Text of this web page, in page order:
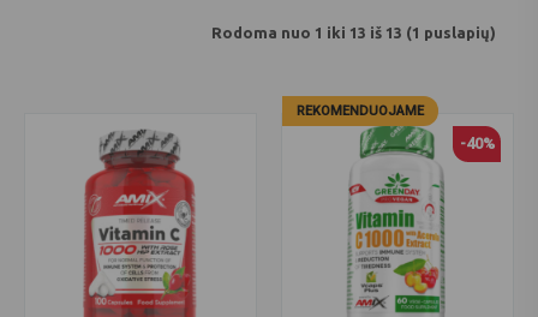
Rodoma nuo 1 iki 13 iš 13 (1 puslapių)
REKOMENDUOJAME
-40%